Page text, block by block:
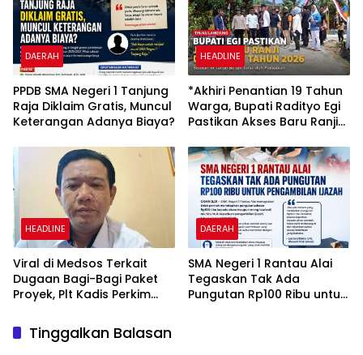
DAERAH
PPDB SMA Negeri 1 Tanjung
Raja Diklaim Gratis, Muncul
Keterangan Adanya Biaya?
HEADLINE
*Akhiri Penantian 19 Tahun
Warga, Bupati Radityo Egi
Pastikan Akses Baru Ranji
HEADLINE
Viral di Medsos Terkait
Dugaan Bagi-Bagi Paket
Proyek, Plt Kadis Perkim
Berkomentar Banyak
DAERAH
SMA Negeri 1 Rantau Alai
Tegaskan Tak Ada
Pungutan Rp100 Ribu untuk
Tinggalkan Balasan